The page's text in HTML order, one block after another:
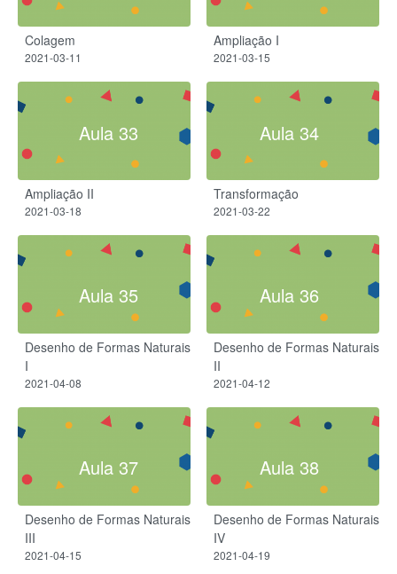
Colagem
2021-03-11
Ampliação I
2021-03-15
Aula 33
Ampliação II
2021-03-18
Aula 34
Transformação
2021-03-22
Aula 35
Desenho de Formas Naturais
I
2021-04-08
Aula 36
Desenho de Formas Naturais
II
2021-04-12
Aula 37
Desenho de Formas Naturais
III
2021-04-15
Aula 38
Desenho de Formas Naturais
IV
2021-04-19